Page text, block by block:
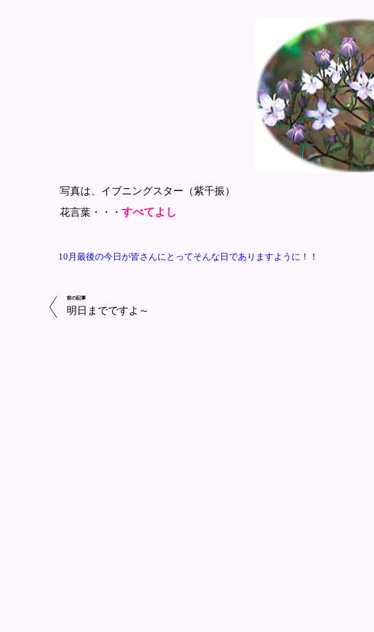
写真は、イブニングスター（紫千振）
花言葉・・・ すべてよし
10月最後の今日が皆さんにとってそんな日でありますように！！
前の記事
明日までですよ～